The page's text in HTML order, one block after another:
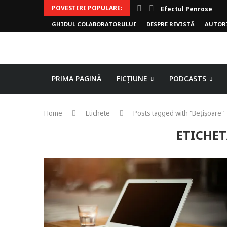
POVESTIRI POPULARE: Efectul Penrose
GHIDUL COLABORATORULUI DESPRE REVISTĂ
PRIMA PAGINĂ FICȚIUNE PODCASTS
Home Etichete Posts tagged with "Bețișoare"